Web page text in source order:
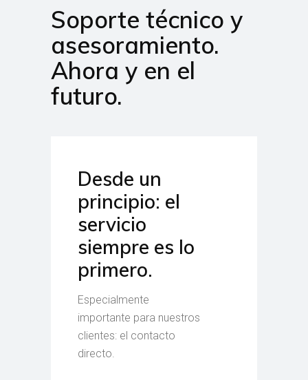
Soporte técnico y
asesoramiento.
Ahora y en el
futuro.
Desde un
principio: el
servicio
siempre es lo
primero.
Especialmente
importante para nuestros
clientes: el contacto
directo.